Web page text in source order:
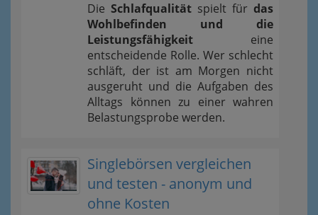
Die Schlafqualität spielt für das
Wohlbefinden und die
Leistungsfähigkeit eine
entscheidende Rolle. Wer schlecht
schläft, der ist am Morgen nicht
ausgeruht und die Aufgaben des
Alltags können zu einer wahren
Belastungsprobe werden.
Singlebörsen vergleichen
und testen - anonym und
ohne Kosten